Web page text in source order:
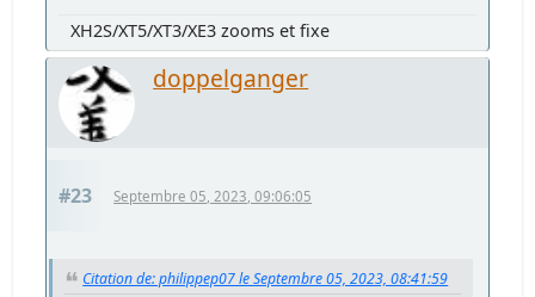
XH2S/XT5/XT3/XE3 zooms et fixe
doppelganger
#23 Septembre 05, 2023, 09:06:05
Citation de: philippep07 le Septembre 05, 2023, 08:41:59